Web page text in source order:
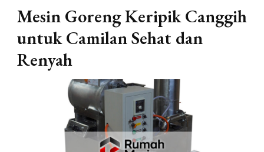
Mesin Goreng Keripik Canggih
untuk Camilan Sehat dan
Renyah